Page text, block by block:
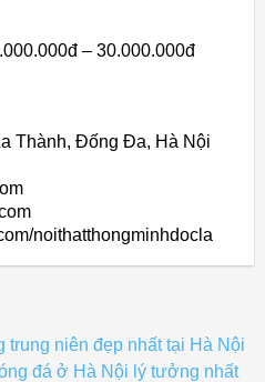
– 30.000.000đ
Thành, Đống Đa, Hà Nội
noithatthongminhdocla
trung niên đẹp nhất tại Hà Nội
đá ở Hà Nội lý tưởng nhất